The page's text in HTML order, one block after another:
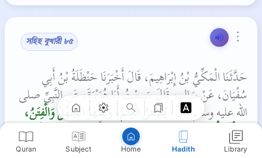
Quran Subject Home Hadith Library
⋮
সহিহ বুখারী ৮৫
حَدَّثَنَا الْمَكِّيُّ بْنُ إِبْرَاهِيمَ، قَالَ أَخْبَرَنَا حَنْظَلَةُ بْنُ أَبِي
سُفْيَانَ، عَنْ سَالِمٍ، قَالَ سَمِعْتُ أَبَا هُرَيْرَةَ، عَنِ النَّبِيِّ صلى
الله عليه وسلم قَالَ ‏
‏ يُقْبَضُ الْعِلْمُ، وَيَظْهَرُ الْجَهْلُ وَالْفِتَنُ،
وَيَكْثُرُ الْهَرْجُ ‏"
‏‏‏ قِيلَ يَا رَسُولَ اللَّهِ وَمَا الْهَرْجُ فَقَالَ هَكَذَا
بِيَدِهِ، فَحَرَّفَهَا، كَأَنَّهُ يُرِيدُ الْقَتْلَ‏‏
Copy